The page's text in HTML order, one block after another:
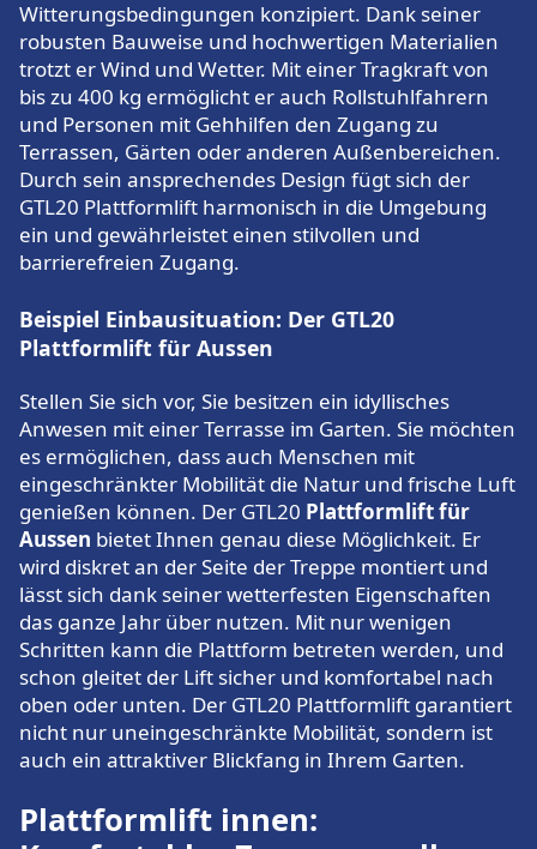
Witterungsbedingungen konzipiert. Dank seiner
robusten Bauweise und hochwertigen Materialien
trotzt er Wind und Wetter. Mit einer Tragkraft von
bis zu 400 kg ermöglicht er auch Rollstuhlfahrern
und Personen mit Gehhilfen den Zugang zu
Terrassen, Gärten oder anderen Außenbereichen.
Durch sein ansprechendes Design fügt sich der
GTL20 Plattformlift harmonisch in die Umgebung
ein und gewährleistet einen stilvollen und
barrierefreien Zugang.
Beispiel Einbausituation: Der GTL20
Plattformlift für Aussen
Stellen Sie sich vor, Sie besitzen ein idyllisches
Anwesen mit einer Terrasse im Garten. Sie möchten
es ermöglichen, dass auch Menschen mit
eingeschränkter Mobilität die Natur und frische Luft
genießen können. Der GTL20 Plattformlift für
Aussen bietet Ihnen genau diese Möglichkeit. Er
wird diskret an der Seite der Treppe montiert und
lässt sich dank seiner wetterfesten Eigenschaften
das ganze Jahr über nutzen. Mit nur wenigen
Schritten kann die Plattform betreten werden, und
schon gleitet der Lift sicher und komfortabel nach
oben oder unten. Der GTL20 Plattformlift garantiert
nicht nur uneingeschränkte Mobilität, sondern ist
auch ein attraktiver Blickfang in Ihrem Garten.
Plattformlift innen: